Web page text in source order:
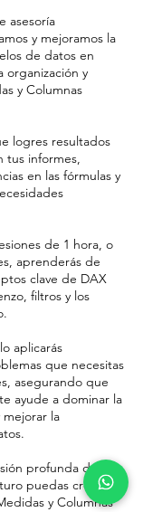
asesoría
y mejoramos la
de datos en
organización y
y Columnas
logres resultados
tus informes,
en las fórmulas y
de 1 hora, o
aprenderás de
clave de DAX
filtros y los
aplicarás
que necesitas
asegurando que
ayude a dominar la
la
profunda de
puedas crear y
y Columnas